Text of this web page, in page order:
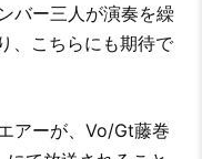
バー三人が演奏を繰
、こちらにも期待で
アーが、Vo/Gt藤巻